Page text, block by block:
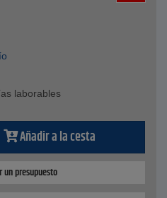
laborables
Añadir a la cesta
presupuesto